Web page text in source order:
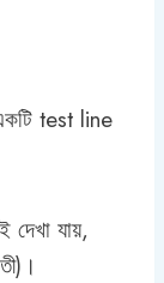
test line
যায়,